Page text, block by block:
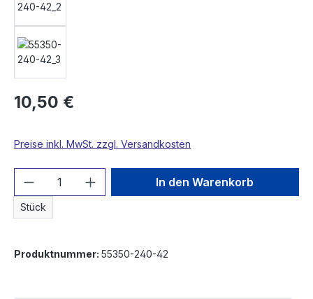
10,50 €
Preise inkl. MwSt. zzgl. Versandkosten
Produkt Anzahl: Gib den
Stück
In den Warenkorb
Produktnummer: 55350-240-42